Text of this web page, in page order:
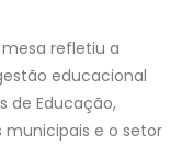
refletiu a
educacional
de Educação,
municipais e o setor